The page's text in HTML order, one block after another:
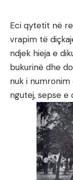
Eci qytetit në
vrapim të
ndjek hieja e
bukurinë dhe
nuk i
ngutej, sepse e